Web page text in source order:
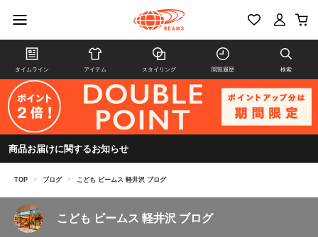
タイムライン アイテム スタイリング 閲覧履歴 検索
商品お届けに関するお知らせ
TOP > ブログ > こども ビームス 軽井沢 ブログ
こども ビームス 軽井沢 ブログ